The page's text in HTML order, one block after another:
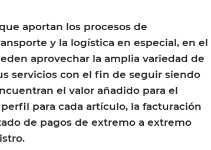
aportan los procesos de
y la logística en especial, en el
aprovechar la amplia variedad de
servicios con el fin de seguir siendo
el valor añadido para el
para cada artículo, la facturación
de pagos de extremo a extremo